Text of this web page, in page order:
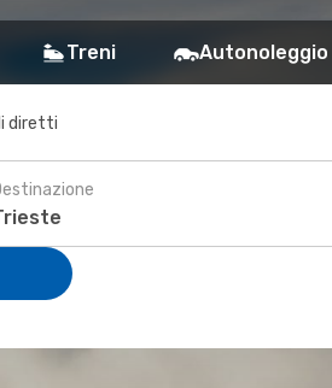
Treni Autonoleggio
diretti